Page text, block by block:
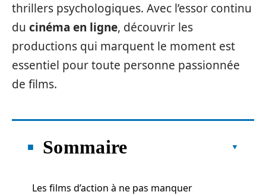
thrillers psychologiques. Avec l’essor continu
du cinéma en ligne, découvrir les
productions qui marquent le moment est
essentiel pour toute personne passionnée
de films.
Sommaire
Les films d’action à ne pas manquer